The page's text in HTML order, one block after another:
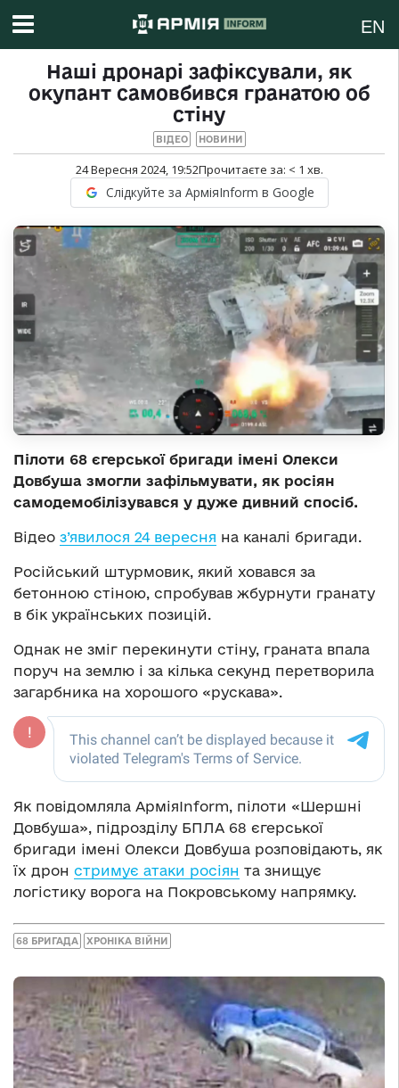
EN
Наші дронарі зафіксували, як
окупант самовбився гранатою об
стіну
ВІДЕО НОВИНИ
24 Вересня 2024, 19:52Прочитаєте за: < 1 хв.
Слідкуйте за АрміяInform в Google
Пілоти 68 єгерської бригади імені Олекси
Довбуша змогли зафільмувати, як росіян
самодемобілізувався у дуже дивний спосіб.
Відео з’явилося 24 вересня на каналі бригади.
Російський штурмовик, який ховався за
бетонною стіною, спробував жбурнути гранату
в бік українських позицій.
Однак не зміг перекинути стіну, граната впала
поруч на землю і за кілька секунд перетворила
загарбника на хорошого «рускава».
Як повідомляла АрміяInform, пілоти «Шершні
Довбуша», підрозділу БПЛА 68 єгерської
бригади імені Олекси Довбуша розповідають, як
їх дрон стримує атаки росіян та знищує
логістику ворога на Покровському напрямку.
68 БРИГАДА ХРОНІКА ВІЙНИ